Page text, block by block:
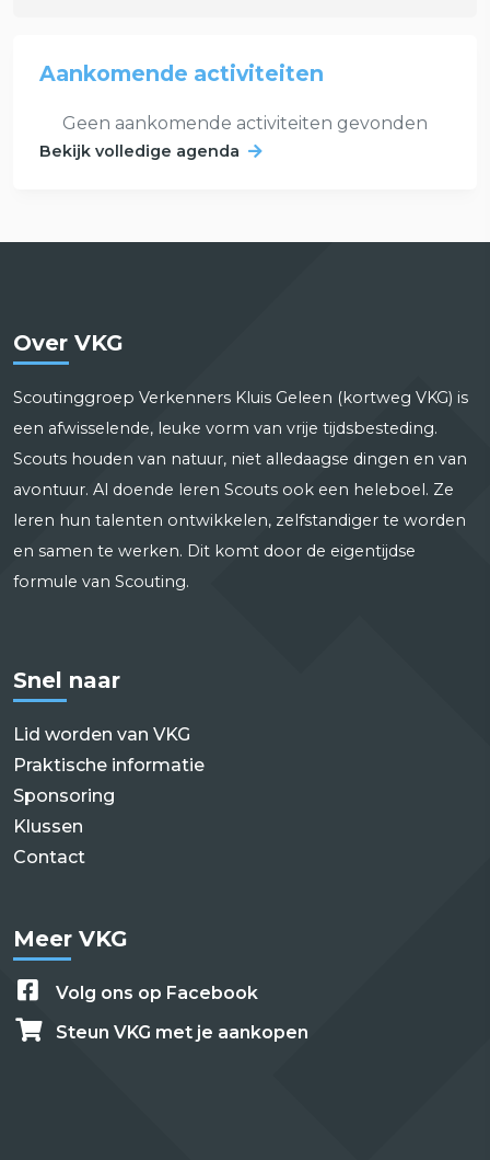
Aankomende activiteiten
Geen aankomende activiteiten gevonden
Bekijk volledige agenda
Over VKG
Scoutinggroep Verkenners Kluis Geleen (kortweg VKG) is
een afwisselende, leuke vorm van vrije tijdsbesteding.
Scouts houden van natuur, niet alledaagse dingen en van
avontuur. Al doende leren Scouts ook een heleboel. Ze
leren hun talenten ontwikkelen, zelfstandiger te worden
en samen te werken. Dit komt door de eigentijdse
formule van Scouting.
Snel naar
Lid worden van VKG
Praktische informatie
Sponsoring
Klussen
Contact
Meer VKG
Volg ons op Facebook
Steun VKG met je aankopen